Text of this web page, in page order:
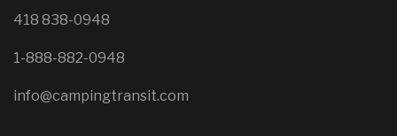
418 838-0948
1-888-882-0948
info@campingtransit.com